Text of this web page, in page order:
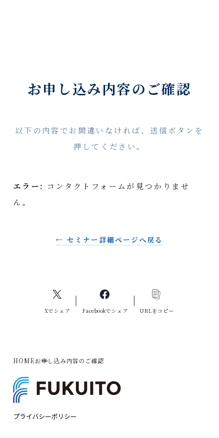
お申し込み内容のご確認
以下の内容でお間違いなければ、送信ボタンを
押してください。
エラー: コンタクトフォームが見つかりませ
ん。
← セミナー詳細ページへ戻る
Xでシェア Facebookでシェア URLをコピー
HOMEお申し込み内容のご確認
プライバシーポリシー